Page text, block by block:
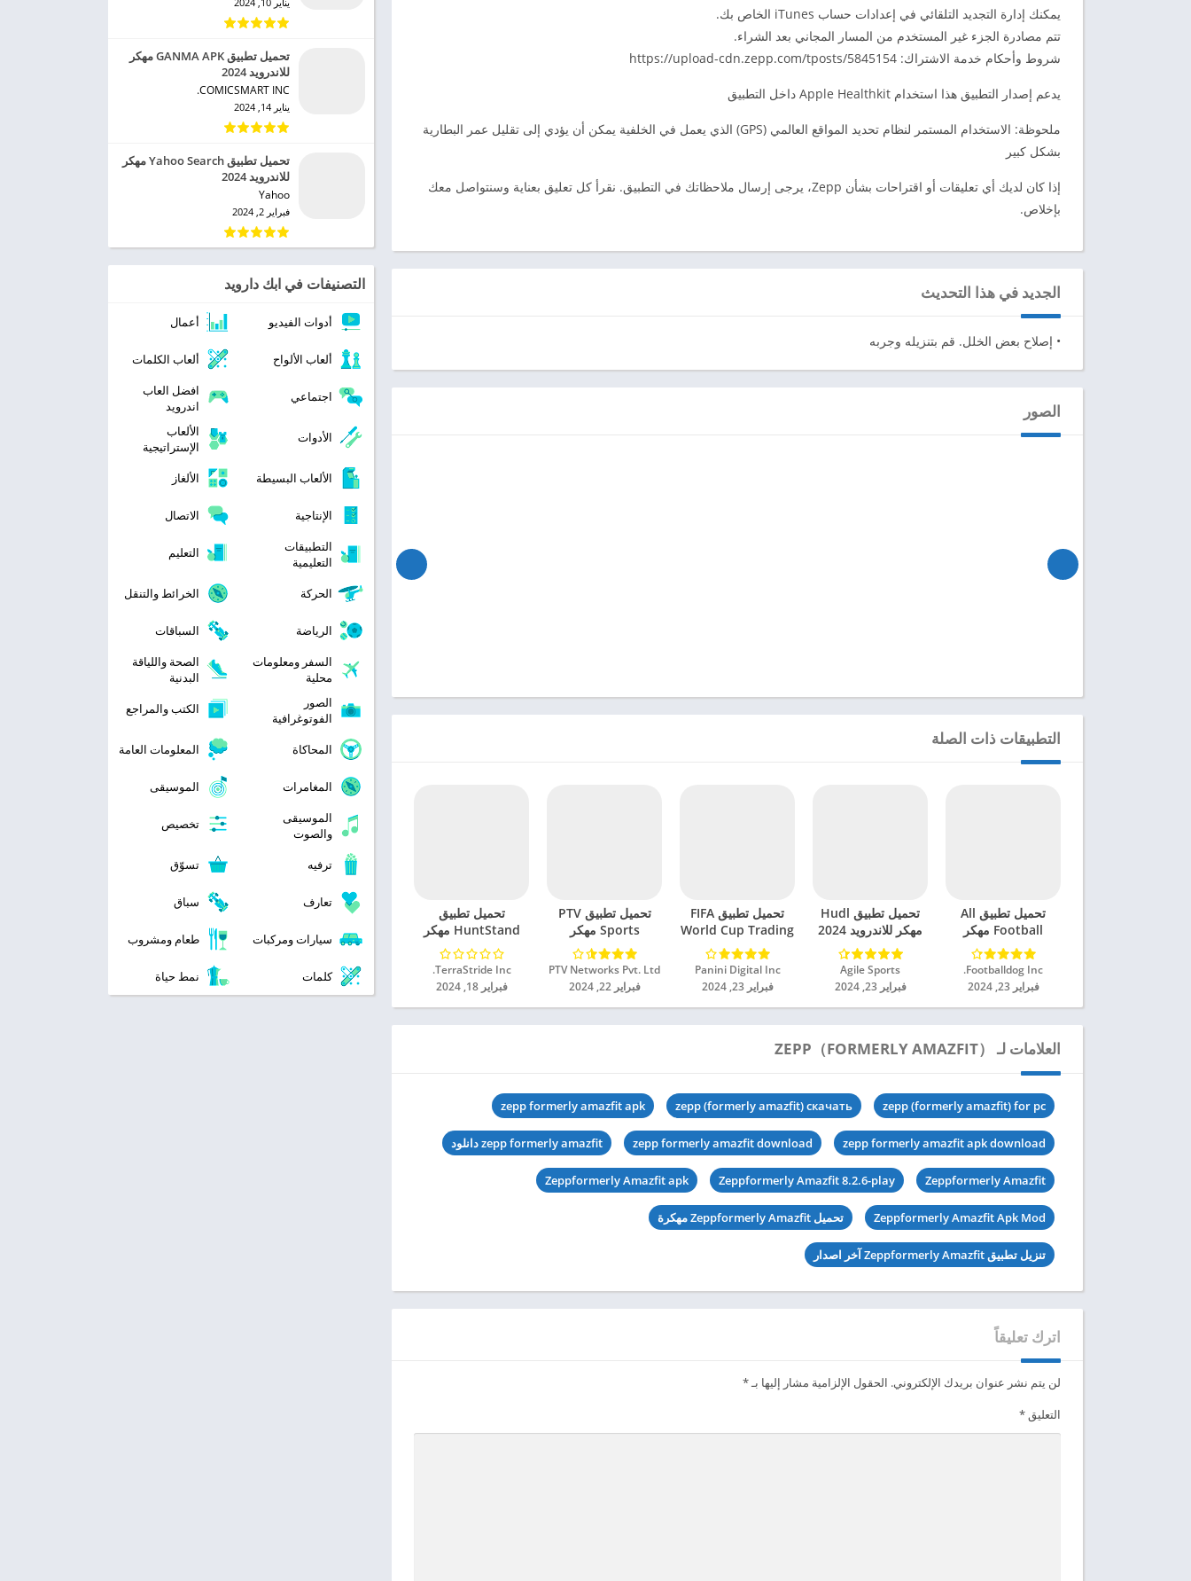
يمكنك إدارة التجديد التلقائي في إعدادات حساب iTunes الخاص بك.
تتم مصادرة الجزء غير المستخدم من المسار المجاني بعد الشراء.
شروط وأحكام خدمة الاشتراك: https://upload-cdn.zepp.com/tposts/5845154
يدعم إصدار التطبيق هذا استخدام Apple Healthkit داخل التطبيق
ملحوظة: الاستخدام المستمر لنظام تحديد المواقع العالمي (GPS) الذي يعمل في الخلفية يمكن أن يؤدي إلى تقليل عمر البطارية
بشكل كبير
إذا كان لديك أي تعليقات أو اقتراحات بشأن Zepp، يرجى إرسال ملاحظاتك في التطبيق. نقرأ كل تعليق بعناية وسنتواصل معك
بإخلاص.
الجديد في هذا التحديث
• إصلاح بعض الخلل. قم بتنزيله وجربه
الصور
التطبيقات ذات الصلة
تحميل تطبيق All
Football مهكر
للاندرويد 2024
Footballdog Inc.‏
فبراير 23, 2024
تحميل تطبيق Hudl
مهكر للاندرويد 2024
Agile Sports‏
فبراير 23, 2024
تحميل تطبيق FIFA
World Cup Trading
App مهكر للاندرويد
2024
Panini Digital Inc‏
فبراير 23, 2024
تحميل تطبيق PTV
Sports مهكر
للاندرويد 2024
PTV Networks Pvt. Ltd‏
فبراير 22, 2024
تحميل تطبيق
HuntStand مهكر
للاندرويد 2024
TerraStride Inc.‏
فبراير 18, 2024
العلامات لـ ZEPP（FORMERLY AMAZFIT）
zepp (formerly amazfit) for pc
zepp (formerly amazfit) скачать
zepp formerly amazfit apk
zepp formerly amazfit apk download
zepp formerly amazfit download zepp formerly amazfit دانلود
Zeppformerly Amazfit
Zeppformerly Amazfit 8.2.6-play
Zeppformerly Amazfit apk
Zeppformerly Amazfit Apk Mod تحميل Zeppformerly Amazfit مهكرة
تنزيل تطبيق Zeppformerly Amazfit آخر اصدار
اترك تعليقاً
لن يتم نشر عنوان بريدك الإلكتروني. الحقول الإلزامية مشار إليها بـ*
التعليق*
تحميل تطبيق GANMA APK مهكر
للاندرويد 2024
COMICSMART INC.‏
يناير 14, 2024
تحميل تطبيق Yahoo Search مهكر
للاندرويد 2024
Yahoo‏
فبراير 2, 2024
التصنيفات في ابك دارويد
أدوات الفيديو أعمال
ألعاب الألواح ألعاب الكلمات
اجتماعي
افضل العاب
اندرويد
الأدوات
الألعاب
الإستراتيجية
الألعاب البسيطة
الألغاز
الإنتاجية
الاتصال
التطبيقات
التعليمية
التعليم
الحركة الخرائط والتنقل
الرياضة
السباقات
السفر ومعلومات
محلية
الصحة واللياقة
البدنية
الصور
الفوتوغرافية
الكتب والمراجع
المحاكاة المعلومات العامة
المغامرات
الموسيقى
الموسيقى
والصوت
تخصيص
ترفيه تسوّق
تعارف سباق
سيارات ومركبات طعام ومشروب
كلمات نمط حياة